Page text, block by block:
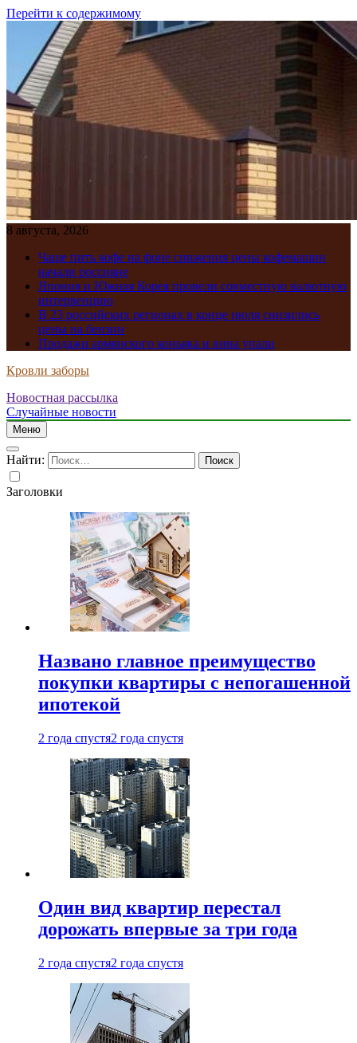
Перейти к содержимому
8 августа, 2026
Чаще пить кофе на фоне снижения цены кофемашин
начали россияне
Япония и Южная Корея провели совместную валютную
интервенцию
В 23 российских регионах в конце июля снизились
цены на бензин
Продажи армянского коньяка и вина упали
Кровли заборы
Новостная рассылка
Случайные новости
Меню
Найти:
Заголовки
Названо главное преимущество
покупки квартиры с непогашенной
ипотекой
2 года спустя2 года спустя
Один вид квартир перестал
дорожать впервые за три года
2 года спустя2 года спустя